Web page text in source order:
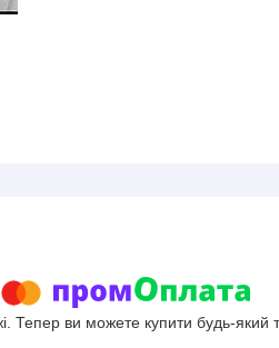
Тепер ви можете купити будь-